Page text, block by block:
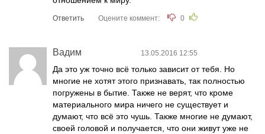
Ответить Оцените коммент: 0
Вадим 13.05.2016 12:55
Да это уж точно всё только зависит от тебя. Но
многие не хотят этого признавать, так полностью
погружены в бытие. Также не верят, что кроме
материального мира ничего не существует и
думают, что всё это чушь. Также многие не думают,
своей головой и получается, что они живут уже не